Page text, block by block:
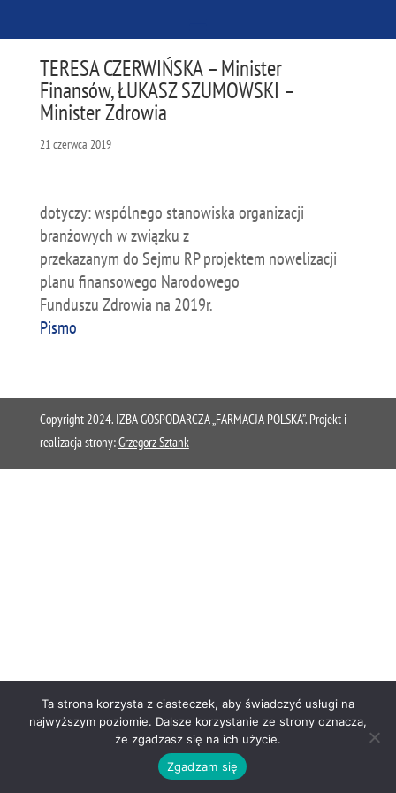
TERESA CZERWIŃSKA – Minister
Finansów, ŁUKASZ SZUMOWSKI –
Minister Zdrowia
21 czerwca 2019
dotyczy: wspólnego stanowiska organizacji
branżowych w związku z
przekazanym do Sejmu RP projektem nowelizacji
planu finansowego Narodowego
Funduszu Zdrowia na 2019r.
Pismo
Copyright 2024. IZBA GOSPODARCZA „FARMACJA POLSKA”. Projekt i
realizacja strony:Grzegorz Sztank
Ta strona korzysta z ciasteczek, aby świadczyć usługi na
najwyższym poziomie. Dalsze korzystanie ze strony oznacza,
że zgadzasz się na ich użycie.
Zgadzam się